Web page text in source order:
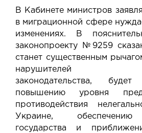
В Кабинете министров
в миграционной сфере
изменениях. В
законопроекту №9259
станет существенным
нарушителей
законодательства, будет
повышению уровня
противодействия
Украине, обеспечению
государства и